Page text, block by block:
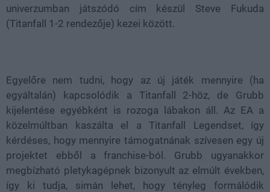
univerzumban játszódó cím készül Steve Fukuda
(Titanfall 1-2 rendezője) kezei között.
Egyelőre nem tudni, hogy az új játék mennyire (ha
egyáltalán) kapcsolódik a Titanfall 2-höz, de Grubb
kijelentése egyébként is rozoga lábakon áll. Az EA a
közelmúltban kaszálta el a Titanfall Legendset, így
kérdéses, hogy mennyire támogatnának szívesen egy új
projektet ebből a franchise-ból. Grubb ugyanakkor
megbízható pletykagépnek bizonyult az elmúlt években,
így ki tudja, simán lehet, hogy tényleg formálódik